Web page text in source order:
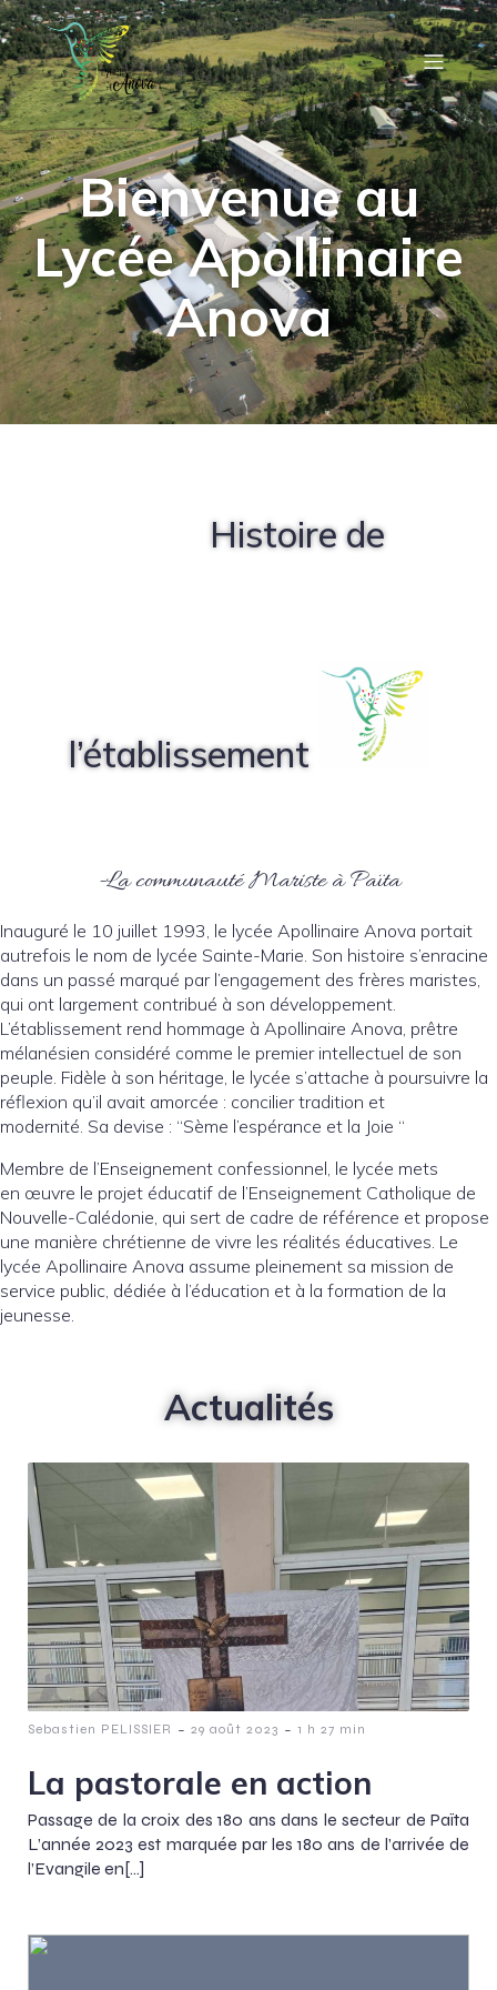
Bienvenue au
Lycée Apollinaire
Anova
Histoire de
l’établissement
-La communauté Mariste à Païta
Inauguré le 10 juillet 1993, le lycée Apollinaire Anova portait
autrefois le nom de lycée Sainte-Marie. Son histoire s’enracine
dans un passé marqué par l’engagement des frères maristes,
qui ont largement contribué à son développement.
L’établissement rend hommage à Apollinaire Anova, prêtre
mélanésien considéré comme le premier intellectuel de son
peuple. Fidèle à son héritage, le lycée s’attache à poursuivre la
réflexion qu’il avait amorcée : concilier tradition et
modernité. Sa devise : “Sème l’espérance et la Joie “
Membre de l’Enseignement confessionnel, le lycée mets
en œuvre le projet éducatif de l’Enseignement Catholique de
Nouvelle-Calédonie, qui sert de cadre de référence et propose
une manière chrétienne de vivre les réalités éducatives. Le
lycée Apollinaire Anova assume pleinement sa mission de
service public, dédiée à l’éducation et à la formation de la
jeunesse.
Actualités
Sebastien PELISSIER - 29 août 2023 - 1 h 27 min
La pastorale en action
Passage de la croix des 180 ans dans le secteur de Païta
L’année 2023 est marquée par les 180 ans de l’arrivée de
l’Evangile en[…]